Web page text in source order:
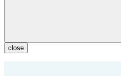
close